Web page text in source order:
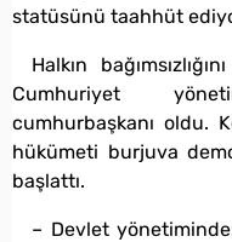
statüsünü taahhüt
Halkın
Cumhuriyet
cumhurbaşkanı oldu.
hükümeti burjuva
başlattı.
– Devlet